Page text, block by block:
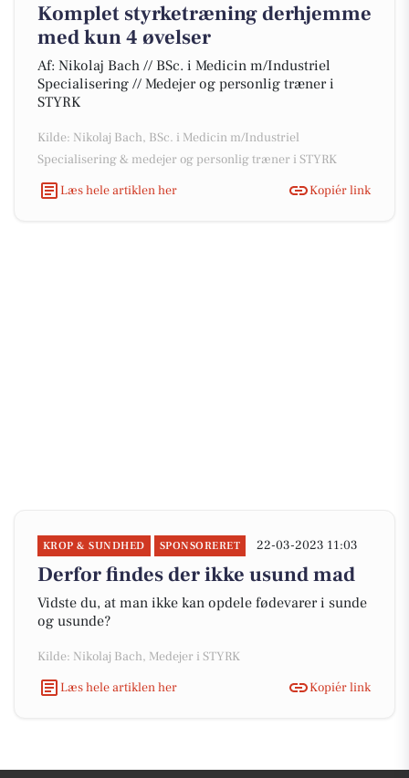
Komplet styrketræning derhjemme
med kun 4 øvelser
Af: Nikolaj Bach // BSc. i Medicin m/Industriel
Specialisering // Medejer og personlig træner i
STYRK
Kilde: Nikolaj Bach, BSc. i Medicin m/Industriel
Specialisering & medejer og personlig træner i STYRK
Læs hele artiklen her
Kopiér link
KROP & SUNDHED SPONSORERET 22-03-2023 11:03
Derfor findes der ikke usund mad
Vidste du, at man ikke kan opdele fødevarer i sunde
og usunde?
Kilde: Nikolaj Bach, Medejer i STYRK
Læs hele artiklen her
Kopiér link